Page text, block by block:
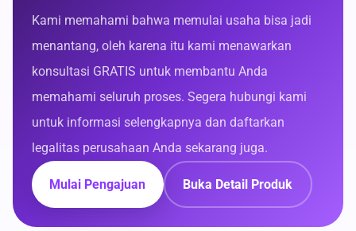
Kami memahami bahwa memulai usaha bisa jadi
menantang, oleh karena itu kami menawarkan
konsultasi GRATIS untuk membantu Anda
memahami seluruh proses. Segera hubungi kami
untuk informasi selengkapnya dan daftarkan
legalitas perusahaan Anda sekarang juga.
Mulai Pengajuan Buka Detail Produk